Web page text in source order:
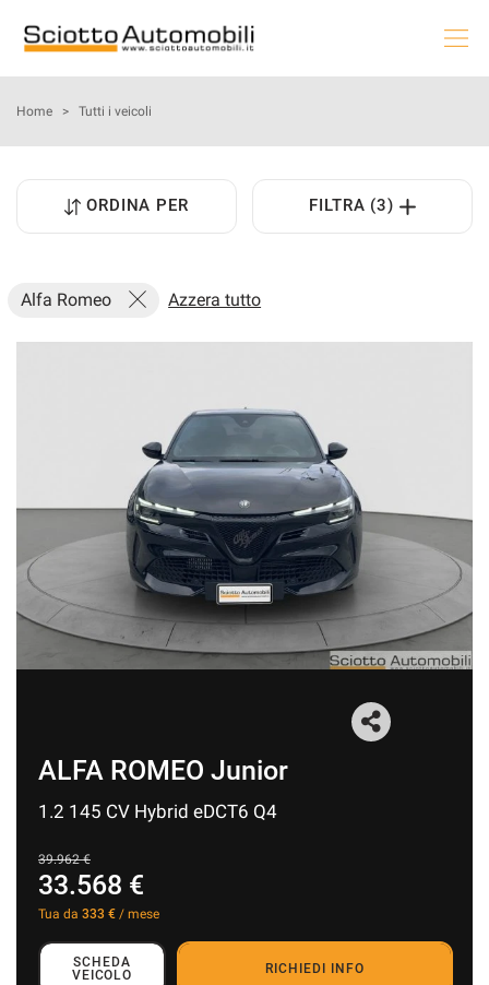
HOME
NOLEGGIO AUTO
AUTO & MOTO
PRENOTA LA TUA MANUTENZIONE
I NOSTRI SERVIZI
AREA COMMERCIANTI
CONTATTI
Home > Tutti i veicoli
ORDINA PER FILTRA (3)
Alfa Romeo Azzera tutto
ALFA ROMEO Junior
1.2 145 CV Hybrid eDCT6 Q4
39.962 €
33.568 €
Tua da 333 € / mese
SCHEDA
VEICOLO
RICHIEDI INFO